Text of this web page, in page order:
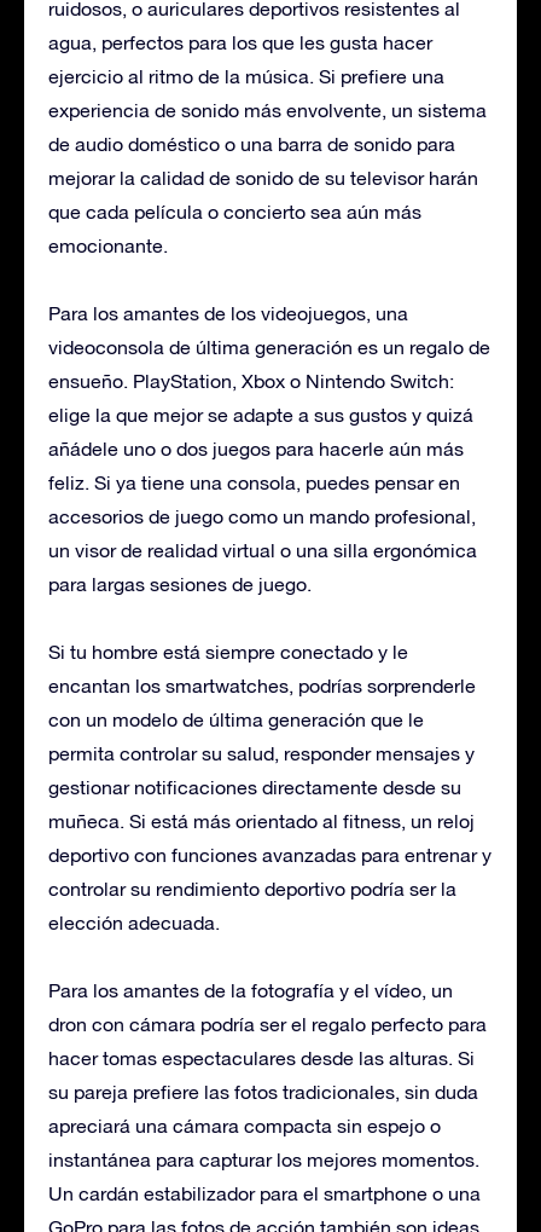
ruidosos, o auriculares deportivos resistentes al
agua, perfectos para los que les gusta hacer
ejercicio al ritmo de la música. Si prefiere una
experiencia de sonido más envolvente, un sistema
de audio doméstico o una barra de sonido para
mejorar la calidad de sonido de su televisor harán
que cada película o concierto sea aún más
emocionante.
Para los amantes de los videojuegos, una
videoconsola de última generación es un regalo de
ensueño. PlayStation, Xbox o Nintendo Switch:
elige la que mejor se adapte a sus gustos y quizá
añádele uno o dos juegos para hacerle aún más
feliz. Si ya tiene una consola, puedes pensar en
accesorios de juego como un mando profesional,
un visor de realidad virtual o una silla ergonómica
para largas sesiones de juego.
Si tu hombre está siempre conectado y le
encantan los smartwatches, podrías sorprenderle
con un modelo de última generación que le
permita controlar su salud, responder mensajes y
gestionar notificaciones directamente desde su
muñeca. Si está más orientado al fitness, un reloj
deportivo con funciones avanzadas para entrenar y
controlar su rendimiento deportivo podría ser la
elección adecuada.
Para los amantes de la fotografía y el vídeo, un
dron con cámara podría ser el regalo perfecto para
hacer tomas espectaculares desde las alturas. Si
su pareja prefiere las fotos tradicionales, sin duda
apreciará una cámara compacta sin espejo o
instantánea para capturar los mejores momentos.
Un cardán estabilizador para el smartphone o una
GoPro para las fotos de acción también son ideas